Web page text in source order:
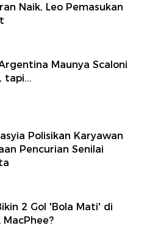
Naik, Leo Pemasukan
Maunya Scaloni
tapi...
Polisikan Karyawan
Pencurian Senilai
2 Gol 'Bola Mati' di
MacPhee?